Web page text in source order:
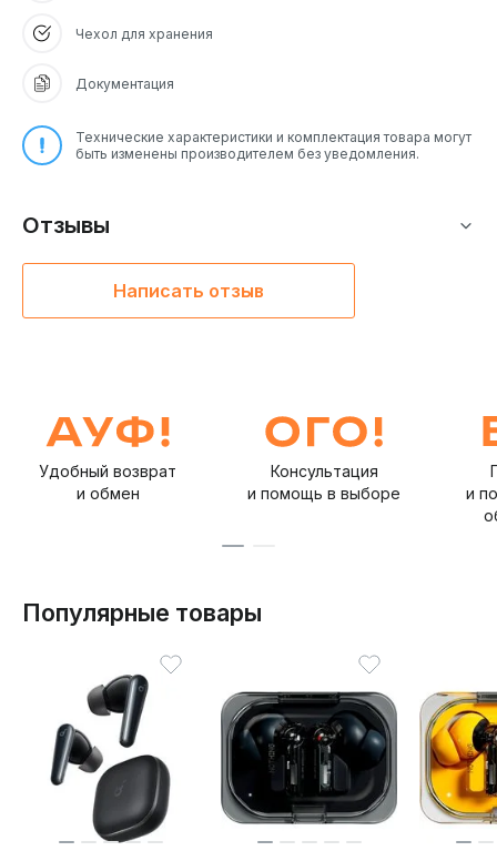
Чехол для хранения
Документация
Технические характеристики и комплектация товара могут
быть изменены производителем без уведомления.
Отзывы
Написать отзыв
Удобный возврат
и обмен
Консультация
и помощь в выборе
и
Популярные товары